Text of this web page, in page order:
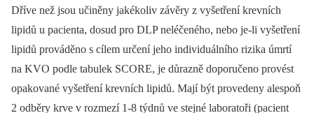
Dříve než jsou učiněny jakékoliv závěry z vyšetření krevních
lipidů u pacienta, dosud pro DLP neléčeného, nebo je-li vyšetření
lipidů prováděno s cílem určení jeho individuálního rizika úmrtí
na KVO podle tabulek SCORE, je důrazně doporučeno provést
opakované vyšetření krevních lipidů. Mají být provedeny alespoň
2 odběry krve v rozmezí 1-8 týdnů ve stejné laboratoři (pacient